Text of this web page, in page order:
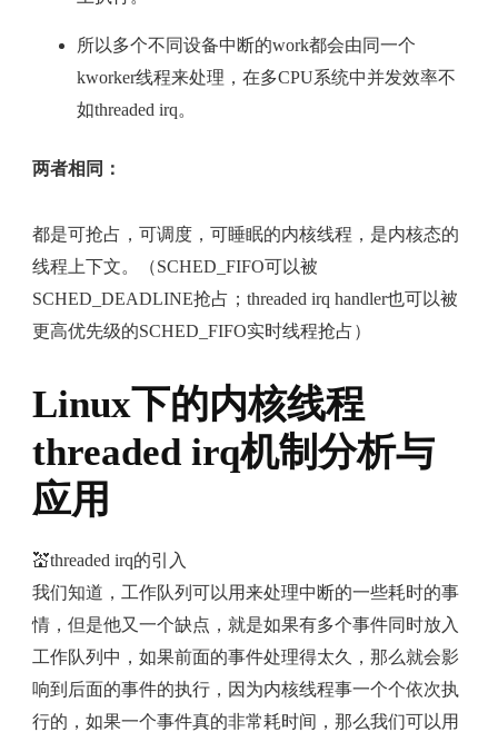
所以多个不同设备中断的work都会由同一个
kworker线程来处理，在多CPU系统中并发效率不
如threaded irq。
两者相同：
都是可抢占，可调度，可睡眠的内核线程，是内核态的
线程上下文。（SCHED_FIFO可以被
SCHED_DEADLINE抢占；threaded irq handler也可以被
更高优先级的SCHED_FIFO实时线程抢占）
Linux下的内核线程
threaded irq机制分析与
应用
💒threaded irq的引入
我们知道，工作队列可以用来处理中断的一些耗时的事
情，但是他又一个缺点，就是如果有多个事件同时放入
工作队列中，如果前面的事件处理得太久，那么就会影
响到后面的事件的执行，因为内核线程事一个个依次执
行的，如果一个事件真的非常耗时间，那么我们可以用